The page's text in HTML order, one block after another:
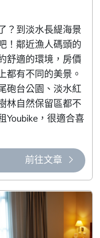
？到淡水長緹海景
！鄰近漁人碼頭的
舒適的環境，房價
都有不同的美景。
砲台公園、淡水紅
林自然保留區都不
Youbike，很適合喜
前往文章